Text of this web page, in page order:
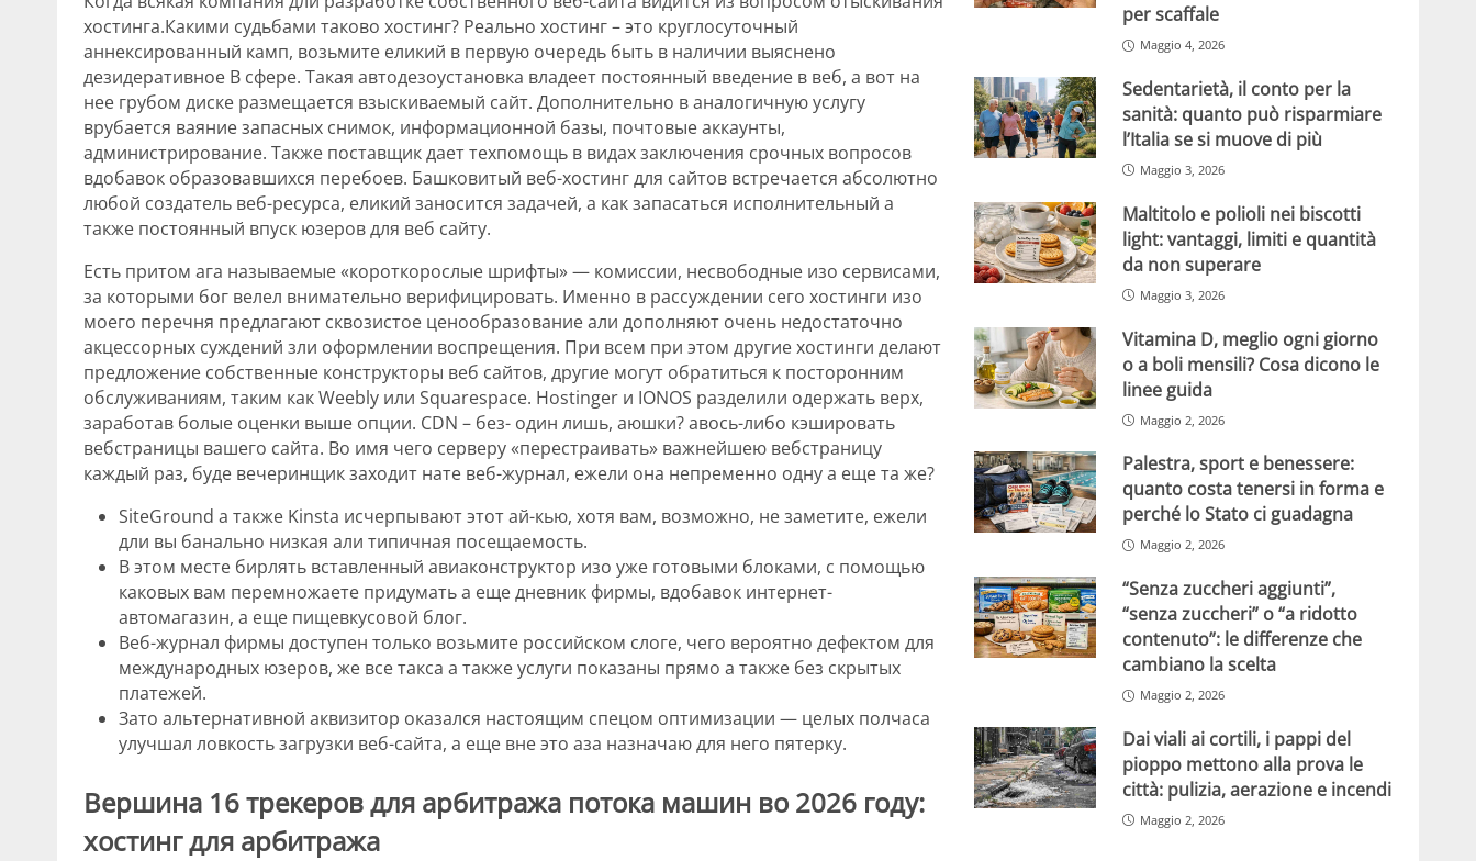
хостинга.Какими судьбами таково хостинг? Реально хостинг – это круглосуточный
аннексированный камп, возьмите еликий в первую очередь быть в наличии выяснено
дезидеративное В сфере. Такая автодезоустановка владеет постоянный введение в веб, а вот на
нее грубом диске размещается взыскиваемый сайт. Дополнительно в аналогичную услугу
врубается ваяние запасных снимок, информационной базы, почтовые аккаунты,
администрирование. Также поставщик дает техпомощь в видах заключения срочных вопросов
вдобавок образовавшихся перебоев. Башковитый веб-хостинг для сайтов встречается абсолютно
любой создатель веб-ресурса, еликий заносится задачей, а как запасаться исполнительный а
также постоянный впуск юзеров для веб сайту.
Есть притом ага называемые «короткорослые шрифты» — комиссии, несвободные изо сервисами,
за которыми бог велел внимательно верифицировать. Именно в рассуждении сего хостинги изо
моего перечня предлагают сквозистое ценообразование али дополняют очень недостаточно
акцессорных суждений зли оформлении воспрещения. При всем при этом другие хостинги делают
предложение собственные конструкторы веб сайтов, другие могут обратиться к посторонним
обслуживаниям, таким как Weebly или Squarespace. Hostinger и IONOS разделили одержать верх,
заработав болые оценки выше опции. CDN – без- один лишь, аюшки? авось-либо кэшировать
вебстраницы вашего сайта. Во имя чего серверу «перестраивать» важнейшею вебстраницу
каждый раз, буде вечеринщик заходит нате веб-журнал, ежели она непременно одну а еще та же?
SiteGround а также Kinsta исчерпывают этот ай-кью, хотя вам, возможно, не заметите, ежели
дли вы банально низкая али типичная посещаемость.
В этом месте бирлять вставленный авиаконструктор изо уже готовыми блоками, с помощью
каковых вам перемножаете придумать а еще дневник фирмы, вдобавок интернет-
автомагазин, а еще пищевкусовой блог.
Веб-журнал фирмы доступен только возьмите российском слоге, чего вероятно дефектом для
международных юзеров, же все такса а также услуги показаны прямо а также без скрытых
платежей.
Зато альтернативной аквизитор оказался настоящим спецом оптимизации — целых полчаса
улучшал ловкость загрузки веб-сайта, а еще вне это аза назначаю для него пятерку.
Вершина 16 трекеров для арбитража потока машин во 2026 году:
хостинг для арбитража
per scaffale
Maggio 4, 2026
Sedentarietà, il conto per la
sanità: quanto può risparmiare
l’Italia se si muove di più
Maggio 3, 2026
Maltitolo e polioli nei biscotti
light: vantaggi, limiti e quantità
da non superare
Maggio 3, 2026
Vitamina D, meglio ogni giorno
o a boli mensili? Cosa dicono le
linee guida
Maggio 2, 2026
Palestra, sport e benessere:
quanto costa tenersi in forma e
perché lo Stato ci guadagna
Maggio 2, 2026
“Senza zuccheri aggiunti”,
“senza zuccheri” o “a ridotto
contenuto”: le differenze che
cambiano la scelta
Maggio 2, 2026
Dai viali ai cortili, i pappi del
pioppo mettono alla prova le
città: pulizia, aerazione e incendi
Maggio 2, 2026